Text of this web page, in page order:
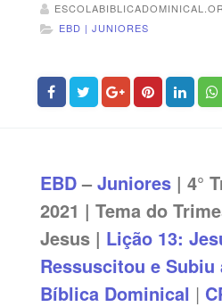
EBD | JUNIORES
EBD– Juniores| 4°
2021 | Tema do
Jesus | Lição 13:
Ressuscitou e Subiu
Bíblica Dominical |